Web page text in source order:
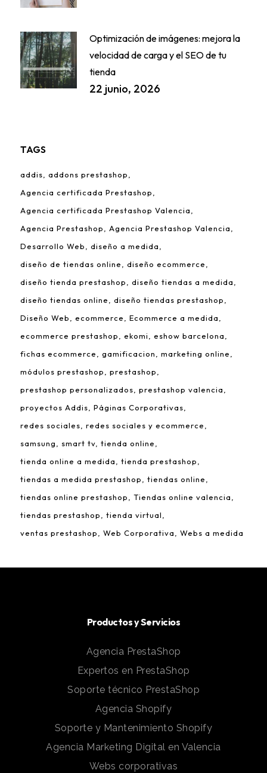
Optimización de imágenes: mejora la
velocidad de carga y el SEO de tu
tienda
22 junio, 2026
TAGS
addis
addons prestashop
Agencia certificada Prestashop
Agencia certificada Prestashop Valencia
Agencia Prestashop
Agencia Prestashop Valencia
Desarrollo Web
diseño a medida
diseño de tiendas online
diseño ecommerce
diseño tienda prestashop
diseño tiendas a medida
diseño tiendas online
diseño tiendas prestashop
Diseño Web
ecommerce
Ecommerce a medida
ecommerce prestashop
ekomi
eshow barcelona
fichas ecommerce
gamificacion
marketing online
módulos prestashop
prestashop
prestashop personalizados
prestashop valencia
proyectos Addis
Páginas Corporativas
redes sociales
redes sociales y ecommerce
samsung
smart tv tienda online
tienda online a medida
tienda prestashop
tiendas a medida prestashop
tiendas online
tiendas online prestashop
Tiendas online valencia
tiendas prestashop
tienda virtual
ventas prestashop
Web Corporativa Webs a medida
Productos y Servicios
Agencia PrestaShop
Expertos en PrestaShop
Soporte técnico PrestaShop
Agencia Shopify
Soporte y Mantenimiento Shopify
Agencia Marketing Digital en Valencia
Webs corporativas